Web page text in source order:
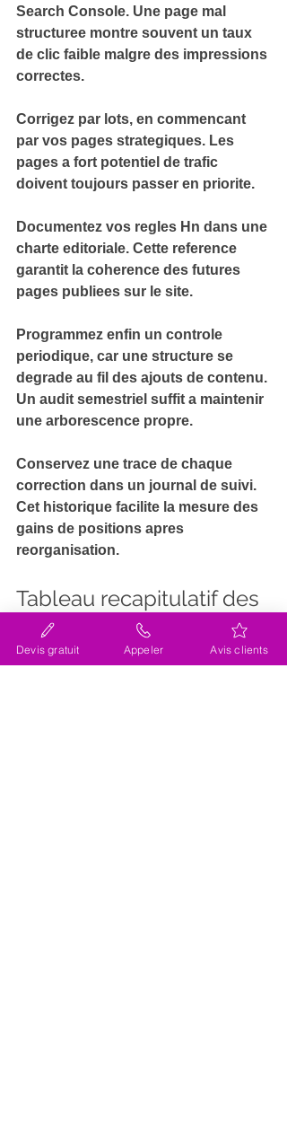
Search Console. Une page mal
structuree montre souvent un taux
de clic faible malgre des impressions
correctes.
Corrigez par lots, en commencant
par vos pages strategiques. Les
pages a fort potentiel de trafic
doivent toujours passer en priorite.
Documentez vos regles Hn dans une
charte editoriale. Cette reference
garantit la coherence des futures
pages publiees sur le site.
Programmez enfin un controle
periodique, car une structure se
degrade au fil des ajouts de contenu.
Un audit semestriel suffit a maintenir
une arborescence propre.
Conservez une trace de chaque
correction dans un journal de suivi.
Cet historique facilite la mesure des
gains de positions apres
reorganisation.
Tableau recapitulatif des
bonnes pratiques Hn sur
Wix
Devis gratuit Appeler Avis clients